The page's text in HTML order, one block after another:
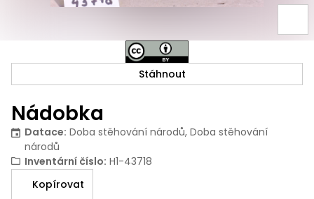
Nádobka
Datace: Doba stěhování národů, Doba stěhování
národů
Inventární číslo: H1-43718
Kopírovat
Stáhnout